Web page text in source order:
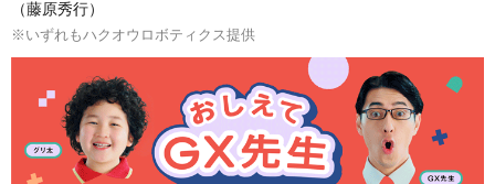
（藤原秀行）
※いずれもハクオウロボティクス提供